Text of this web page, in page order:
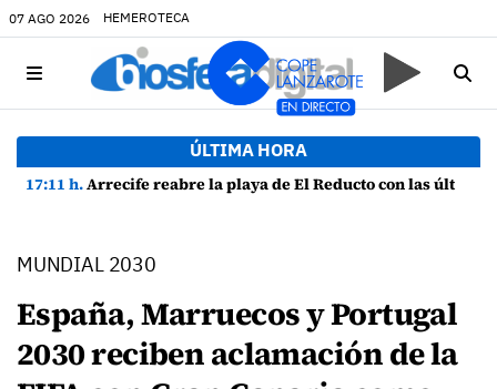
07 AGO 2026 HEMEROTECA
ÚLTIMA HORA
17:11 h.Arrecife reabre la playa de El Reducto con las últimas analíticas mostrando "una buena calidad de las aguas para el baño"
MUNDIAL 2030
España, Marruecos y Portugal
2030 reciben aclamación de la